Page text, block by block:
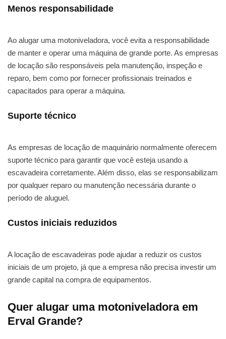
Menos responsabilidade
Ao alugar uma motoniveladora, você evita a responsabilidade
de manter e operar uma máquina de grande porte. As empresas
de locação são responsáveis pela manutenção, inspeção e
reparo, bem como por fornecer profissionais treinados e
capacitados para operar a máquina.
Suporte técnico
As empresas de locação de maquinário normalmente oferecem
suporte técnico para garantir que você esteja usando a
escavadeira corretamente. Além disso, elas se responsabilizam
por qualquer reparo ou manutenção necessária durante o
período de aluguel.
Custos iniciais reduzidos
A locação de escavadeiras pode ajudar a reduzir os custos
iniciais de um projeto, já que a empresa não precisa investir um
grande capital na compra de equipamentos.
Quer alugar uma motoniveladora em
Erval Grande?